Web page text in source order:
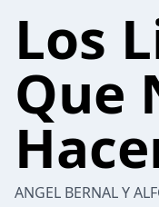
Los
Que
ANGEL BERNAL Y